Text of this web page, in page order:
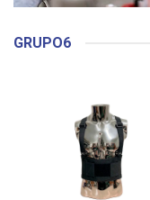
GRUPO6